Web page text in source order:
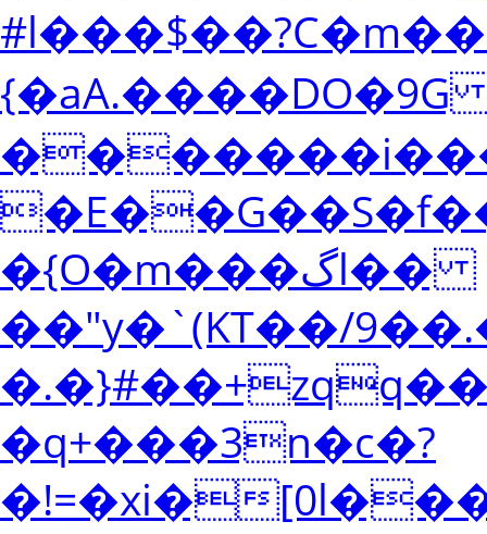
{�a
�{O�m���گl��
��"y�`(KT��/
�q+���3n�c�?
�!=�xi�